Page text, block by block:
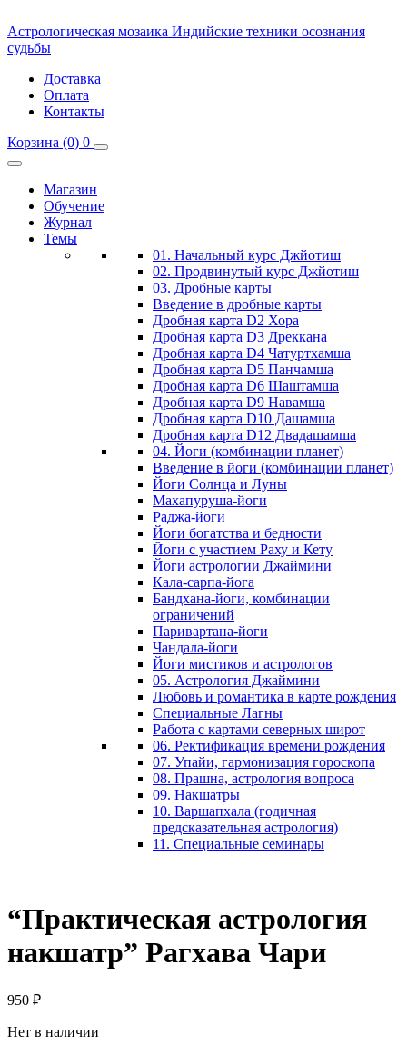
Астрологическая мозаика Индийские техники осознания
судьбы
Доставка
Оплата
Контакты
Корзина (0) 0
Магазин
Обучение
Журнал
Темы
01. Начальный курс Джйотиш
02. Продвинутый курс Джйотиш
03. Дробные карты
Введение в дробные карты
Дробная карта D2 Хора
Дробная карта D3 Дреккана
Дробная карта D4 Чатуртхамша
Дробная карта D5 Панчамша
Дробная карта D6 Шаштамша
Дробная карта D9 Навамша
Дробная карта D10 Дашамша
Дробная карта D12 Двадашамша
04. Йоги (комбинации планет)
Введение в йоги (комбинации планет)
Йоги Солнца и Луны
Махапуруша-йоги
Раджа-йоги
Йоги богатства и бедности
Йоги с участием Раху и Кету
Йоги астрологии Джаймини
Кала-сарпа-йога
Бандхана-йоги, комбинации
ограничений
Паривартана-йоги
Чандала-йоги
Йоги мистиков и астрологов
05. Астрология Джаймини
Любовь и романтика в карте рождения
Специальные Лагны
Работа с картами северных широт
06. Ректификация времени рождения
07. Упайи, гармонизация гороскопа
08. Прашна, астрология вопроса
09. Накшатры
10. Варшапхала (годичная
предсказательная астрология)
11. Специальные семинары
“Практическая астрология
накшатр” Рагхава Чари
950 ₽
Нет в наличии